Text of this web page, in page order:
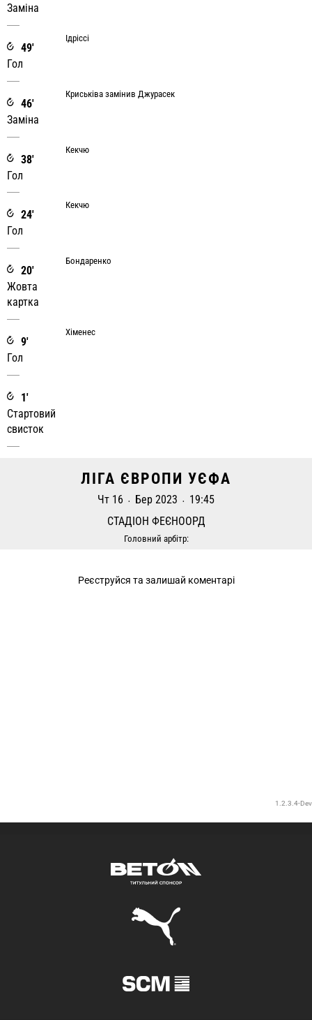
Заміна
49'
Гол
Ідріссі
46'
Заміна
Криськіва замінив Джурасек
38'
Гол
Кекчю
24'
Гол
Кекчю
20'
Жовта
картка
Бондаренко
9'
Гол
Хіменес
1'
Стартовий
свисток
ЛІГА ЄВРОПИ УЄФА
Чт 16 • Бер 2023 •
19:45
СТАДІОН ФЕЄНООРД
Головний арбітр: